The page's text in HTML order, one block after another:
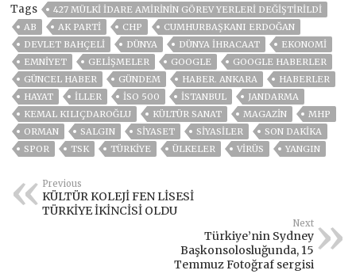
Tags
427 MÜLKI IDARE AMIRININ GÖREV YERLERI DEĞIŞTIRILDI
AB
AK PARTİ CHP
CUMHURBAŞKANI ERDOĞAN
DEVLET BAHÇELİ
DÜNYA DÜNYA İHRACAAT
EKONOMİ
EMNİYET
GELIŞMELER GOOGLE
GOOGLE HABERLER
GÜNCEL HABER
GÜNDEM HABER. ANKARA
HABERLER
HAYAT
İLLER İSO 500 ISTANBUL
JANDARMA
KEMAL KILIÇDAROĞLU
KÜLTÜR SANAT MAGAZİN
MHP
ORMAN
SALGIN SİYASET SİYASİLER
SON DAKIKA
SPOR
TSK TÜRKİYE ÜLKELER VIRÜS YANGIN
Previous
KÜLTÜR KOLEJİ FEN LİSESİ
TÜRKİYE İKİNCİSİ OLDU
Next
Türkiye’nin Sydney
Başkonsolosluğunda, 15
Temmuz Fotoğraf sergisi